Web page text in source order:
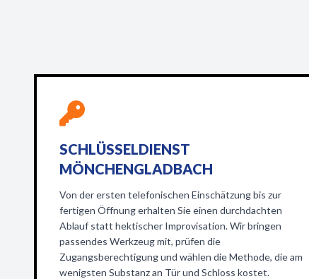
SCHLÜSSELDIENST
MÖNCHENGLADBACH
Von der ersten telefonischen Einschätzung bis zur
fertigen Öffnung erhalten Sie einen durchdachten
Ablauf statt hektischer Improvisation. Wir bringen
passendes Werkzeug mit, prüfen die
Zugangsberechtigung und wählen die Methode, die am
wenigsten Substanz an Tür und Schloss kostet.